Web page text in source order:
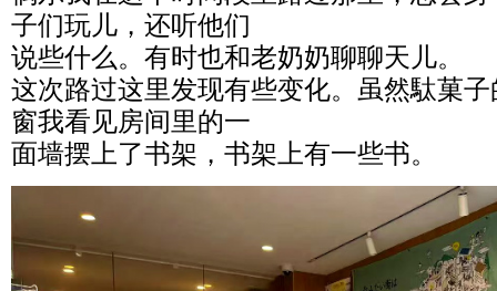
子们玩儿，还听他们
说些什么。有时也和老奶奶聊聊天儿。
这次路过这里发现有些变化。虽然駄菓
窗我看见房间里的一
面墙摆上了书架，书架上有一些书。